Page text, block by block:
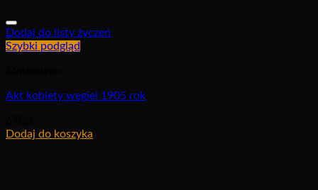
Dodaj do listy życzeń
Szybki podgląd
Akt kobiety węgiel 1905 rok
Dodaj do koszyka